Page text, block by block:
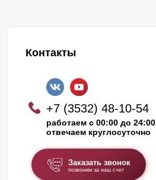
Контакты
+7 (3532) 48-10-54
работаем с 00:00 до 24:00
отвечаем круглосуточно
Заказать звонок
позвоним за наш счет